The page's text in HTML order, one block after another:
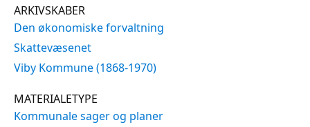
ARKIVSKABER
Den økonomiske forvaltning
Skattevæsenet
Viby Kommune (1868-1970)
MATERIALETYPE
Kommunale sager og planer